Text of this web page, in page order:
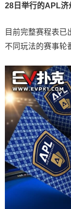
28 日举行的APL济
目前完整赛程表已
不同玩法的赛事轮